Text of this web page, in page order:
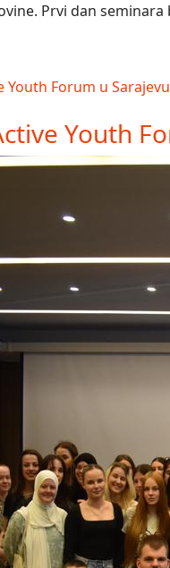
Prvi dan seminara
Youth